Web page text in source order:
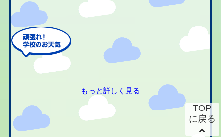
もっと詳しく見る
TOP
に戻る